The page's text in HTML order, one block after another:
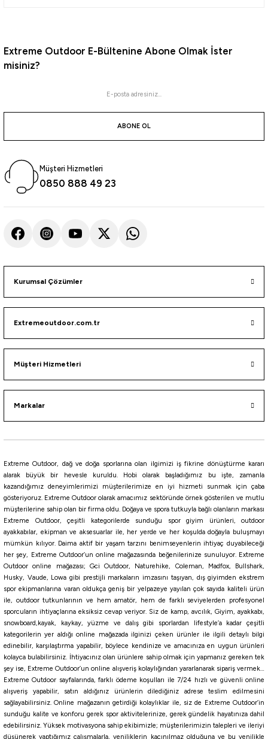
Extreme Outdoor E-Bültenine Abone Olmak İster
misiniz?
ABONE OL
Müşteri Hizmetleri
0850 888 49 23
Kurumsal Çözümler
Extremeoutdoor.com.tr
Müşteri Hizmetleri
Markalar
Extreme Outdoor, dağ ve doğa sporlarına olan ilgimizi iş fikrine dönüştürme kararı
alarak büyük bir hevesle kuruldu. Hobi olarak başladığımız bu işte, zamanla
kazandığımız deneyimlerimizi müşterilerimize en iyi hizmeti sunmak için çaba
gösteriyoruz. Extreme Outdoor olarak amacımız sektöründe örnek gösterilen ve mutlu
müşterilerine sahip olan bir firma oldu. Doğaya ve spora tutkuyla bağlı olanların markası
Extreme Outdoor, çeşitli kategorilerde sunduğu spor giyim ürünleri, outdoor
ayakkabılar, ekipman ve aksesuarlar ile, her yerde ve her koşulda doğayla buluşmayı
mümkün kılıyor. Daima aktif bir yaşam tarzını benimseyenlerin ihtiyaç duyabileceği
her şey, Extreme Outdoor’un online mağazasında beğenilerinize sunuluyor. Extreme
Outdoor online mağazası; Gci Outdoor, Naturehike, Coleman, Madfox, Bullshark,
Husky, Vaude, Lowa gibi prestijli markaların imzasını taşıyan, dış giyimden ekstrem
spor ekipmanlarına varan oldukça geniş bir yelpazeye yayılan çok sayıda kaliteli ürün
ile, outdoor tutkunlarının ve hem amatör, hem de farklı seviyelerden profesyonel
sporcuların ihtiyaçlarına eksiksiz cevap veriyor. Siz de kamp, avcılık, Giyim, ayakkabı,
snowboard,kayak, kaykay, yüzme ve dalış gibi sporlardan lifestyle’a kadar çeşitli
kategorilerin yer aldığı online mağazada ilginizi çeken ürünler ile ilgili detaylı bilgi
edinebilir, karşılaştırma yapabilir, böylece kendinize ve amacınıza en uygun ürünleri
kolayca bulabilirsiniz. İhtiyacınız olan ürünlere sahip olmak için yapmanız gereken tek
şey ise, Extreme Outdoor’un online alışveriş kolaylığından yararlanarak sipariş vermek…
Extreme Outdoor sayfalarında, farklı ödeme koşulları ile 7/24 hızlı ve güvenli online
alışveriş yapabilir, satın aldığınız ürünlerin dilediğiniz adrese teslim edilmesini
sağlayabilirsiniz. Online mağazanın getirdiği kolaylıklar ile, siz de Extreme Outdoor’in
sunduğu kalite ve konforu gerek spor aktivitelerinize, gerek gündelik hayatınıza dahil
edebilirsiniz. Yüksek motivasyona sahip ekibimizle; müşterilerimizin talepleri ve ileriyi
düşünerek yaptığımız çalışmalarla, yeniliklerin kaçınılmaz olduğuna ve bu yenilikle